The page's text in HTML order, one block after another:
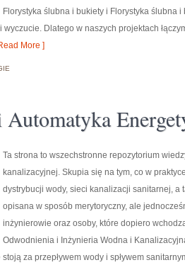
Florystyka ślubna i bukiety i Florystyka ślubna
Dlatego w naszych projektach
More ]
Ta strona to wszechstronne repozytorium
kanalizacyjnej. Skupia się na tym, co w
dystrybucji wody, sieci kanalizacji sanitarnej, a
opisana w sposób merytoryczny, ale
inżynierowie oraz osoby, które dopiero
Odwodnienia i Inżynieria Wodna i
za przepływem wody i spływem